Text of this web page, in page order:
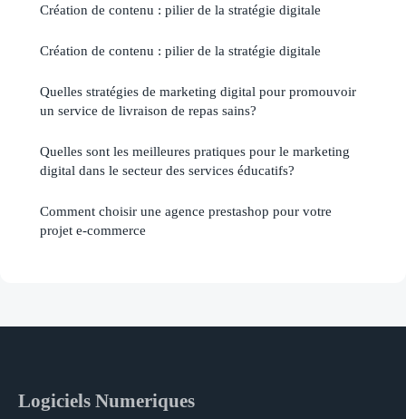
Création de contenu : pilier de la stratégie digitale
Création de contenu : pilier de la stratégie digitale
Quelles stratégies de marketing digital pour promouvoir
un service de livraison de repas sains?
Quelles sont les meilleures pratiques pour le marketing
digital dans le secteur des services éducatifs?
Comment choisir une agence prestashop pour votre
projet e-commerce
Logiciels Numeriques